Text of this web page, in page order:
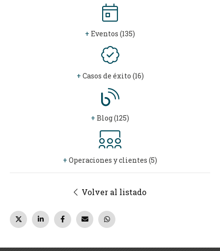
+ Eventos (135)
+ Casos de éxito (16)
+ Blog (125)
+ Operaciones y clientes (5)
Volver al listado